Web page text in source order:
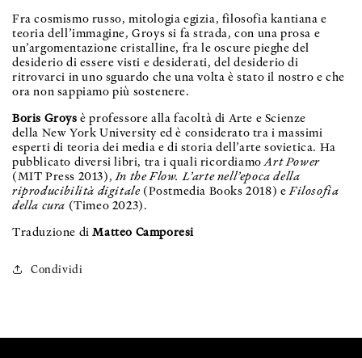
Fra cosmismo russo, mitologia egizia, filosofia kantiana e
teoria dell’immagine, Groys si fa strada, con una prosa e
un’argomentazione cristalline, fra le oscure pieghe del
desiderio di essere visti e desiderati, del desiderio di
ritrovarci in uno sguardo che una volta è stato il nostro e che
ora non sappiamo più sostenere.
Boris Groys è professore alla facoltà di Arte e Scienze
della New York University ed è considerato tra i massimi
esperti di teoria dei media e di storia dell’arte sovietica. Ha
pubblicato diversi libri, tra i quali ricordiamoArt Power
(MIT Press 2013),In the Flow. L’arte nell’epoca della
riproducibilità digitale(Postmedia Books 2018) eFilosofia
della cura (Timeo 2023).
Traduzione diMatteo Camporesi
Condividi